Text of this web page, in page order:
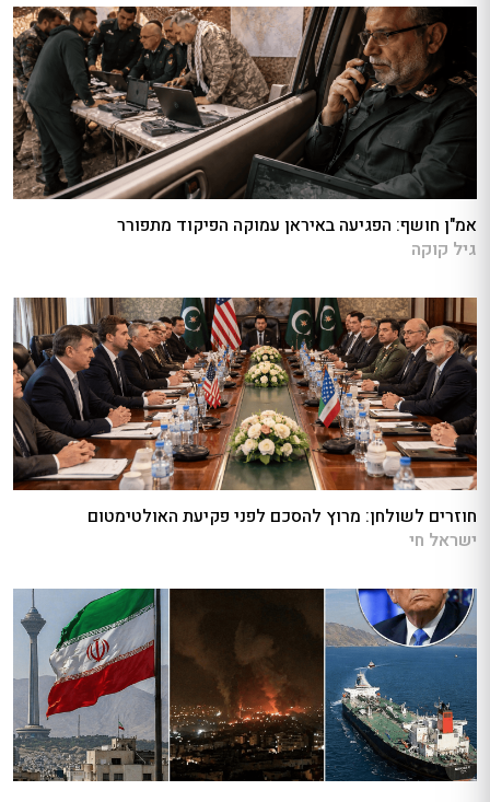
אמ"ן חושף: הפגיעה באיראן עמוקה הפיקוד מתפורר
גיל קוקה
חוזרים לשולחן: מרוץ להסכם לפני פקיעת האולטימטום
ישראל חי